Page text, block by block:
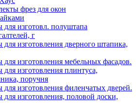
фрез для окон
для изготовл. полуштапа
г
для изготовления дверного штапика,
для изготовления мебельных фасадов.
для изготовления плинтуса,
поручня
для изготовления филенчатых дверей.
для изготовления, половой доски,